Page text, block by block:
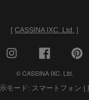
[ CASSINA IXC. Ltd. ]
© CASSINA IXC. Ltd.
モード: スマートフォン |